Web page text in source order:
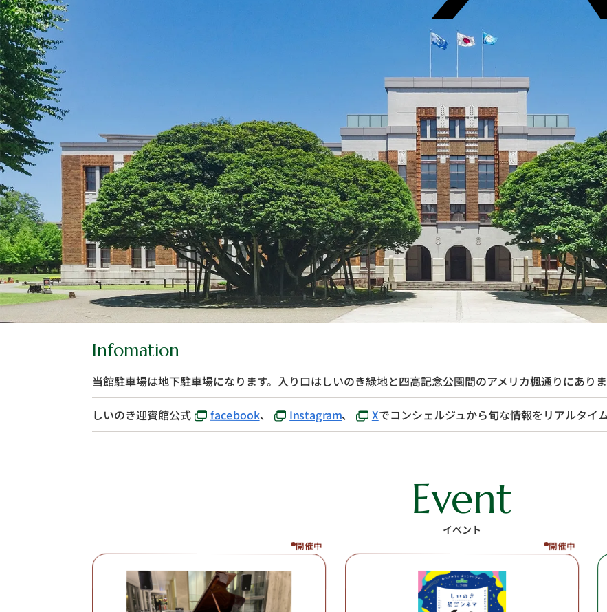
Infomation
当館駐車場は地下駐車場になります。入り口はしいのき緑地と四高記念公園間のアメリカ楓通りにあり
しいのき迎賓館公式 facebook、 Instagram、 Xでコンシェルジュから旬な情報をリアルタイ
Event
イベント
開催中 開催中